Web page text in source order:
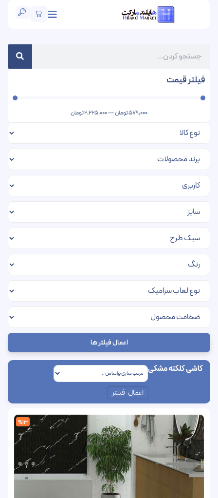
فیلتر قیمت
579,000تومان—
2,225,000تومان
اعمال فیلتر ها
کاشی کلکته مشکی
اعمال فیلتر
%13